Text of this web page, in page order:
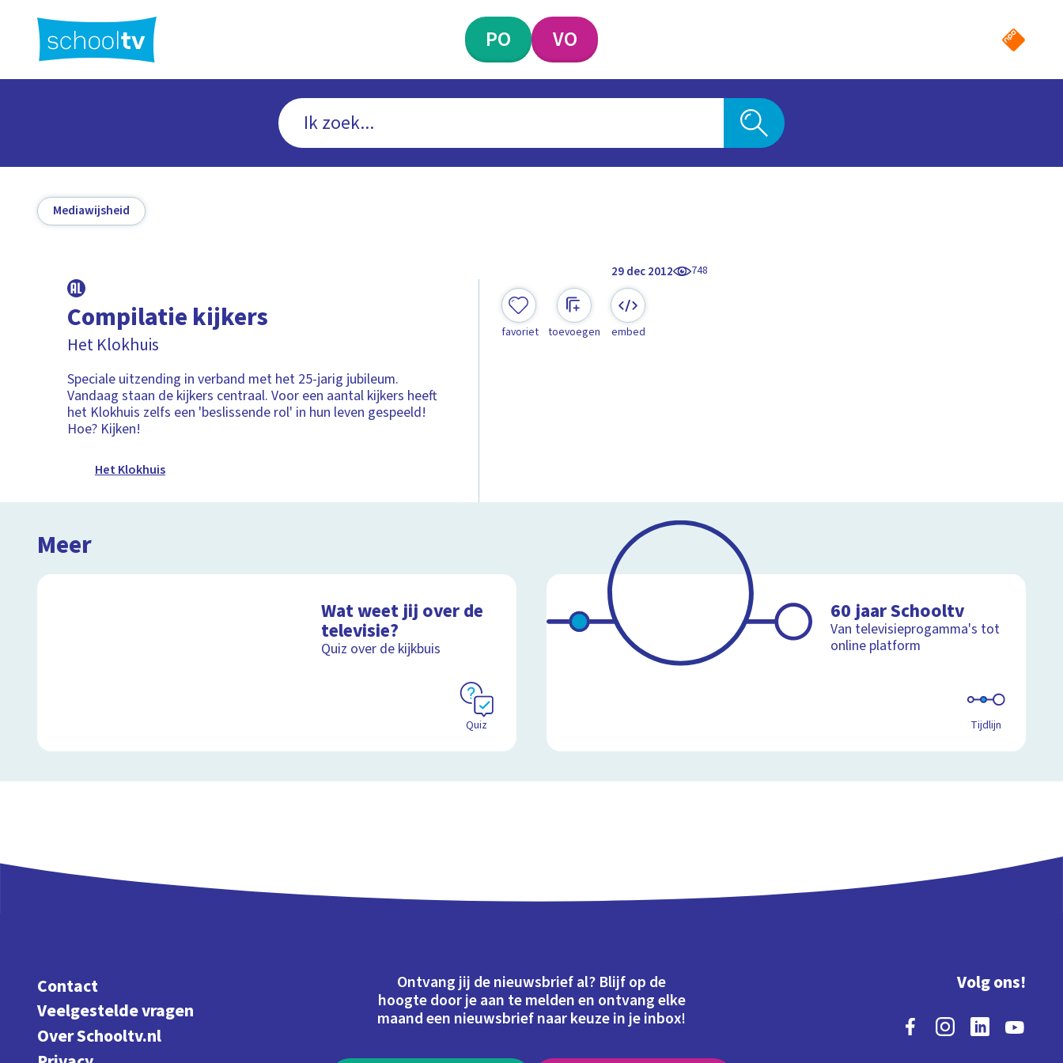
hoofdinhoud
PO VO
Mediawijsheid
29 dec 2012 748
Compilatie kijkers
Het Klokhuis
Speciale uitzending in verband met het 25-jarig jubileum.
Vandaag staan de kijkers centraal. Voor een aantal kijkers heeft
het Klokhuis zelfs een 'beslissende rol' in hun leven gespeeld!
Hoe? Kijken!
Het Klokhuis
favoriet toevoegen embed
Meer
Wat weet jij over de
televisie?
Quiz over de kijkbuis
Quiz
60 jaar Schooltv
Van televisieprogamma's tot
online platform
Tijdlijn
Contact
Veelgestelde vragen
Over Schooltv.nl
Ontvang jij de nieuwsbrief al? Blijf op de
hoogte door je aan te melden en ontvang elke
maand een nieuwsbrief naar keuze in je inbox!
Volg ons!